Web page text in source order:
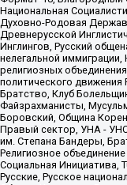
Национальная
Духовно-Родовая
Древнерусской
Инглингов, Русский
нелегальной
религиозных
политического движения
Братство, Клуб
Файзрахманисты,
Боровский, Община
Правый сектор, УНА -
им. Степана Бандеры,
Религиозное
Социальная Инициатива,
Русские, Русское